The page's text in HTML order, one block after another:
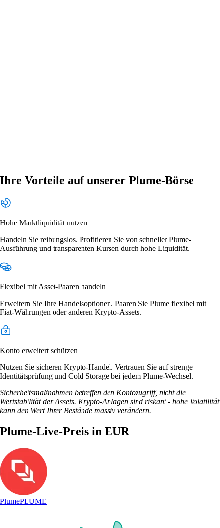
Ihre Vorteile auf unserer Plume-Börse
Hohe Marktliquidität nutzen
Handeln Sie reibungslos. Profitieren Sie von schneller Plume-
Ausführung und transparenten Kursen durch hohe Liquidität.
Flexibel mit Asset-Paaren handeln
Erweitern Sie Ihre Handelsoptionen. Paaren Sie Plume flexibel mit
Fiat-Währungen oder anderen Krypto-Assets.
Konto erweitert schützen
Nutzen Sie sicheren Krypto-Handel. Vertrauen Sie auf strenge
Identitätsprüfung und Cold Storage bei jedem Plume-Wechsel.
Sicherheitsmaßnahmen betreffen den Kontozugriff, nicht die
Wertstabilität der Assets. Krypto-Anlagen sind riskant - hohe Volatilität
kann den Wert Ihrer Bestände massiv verändern.
Plume-Live-Preis in EUR
PlumePLUME